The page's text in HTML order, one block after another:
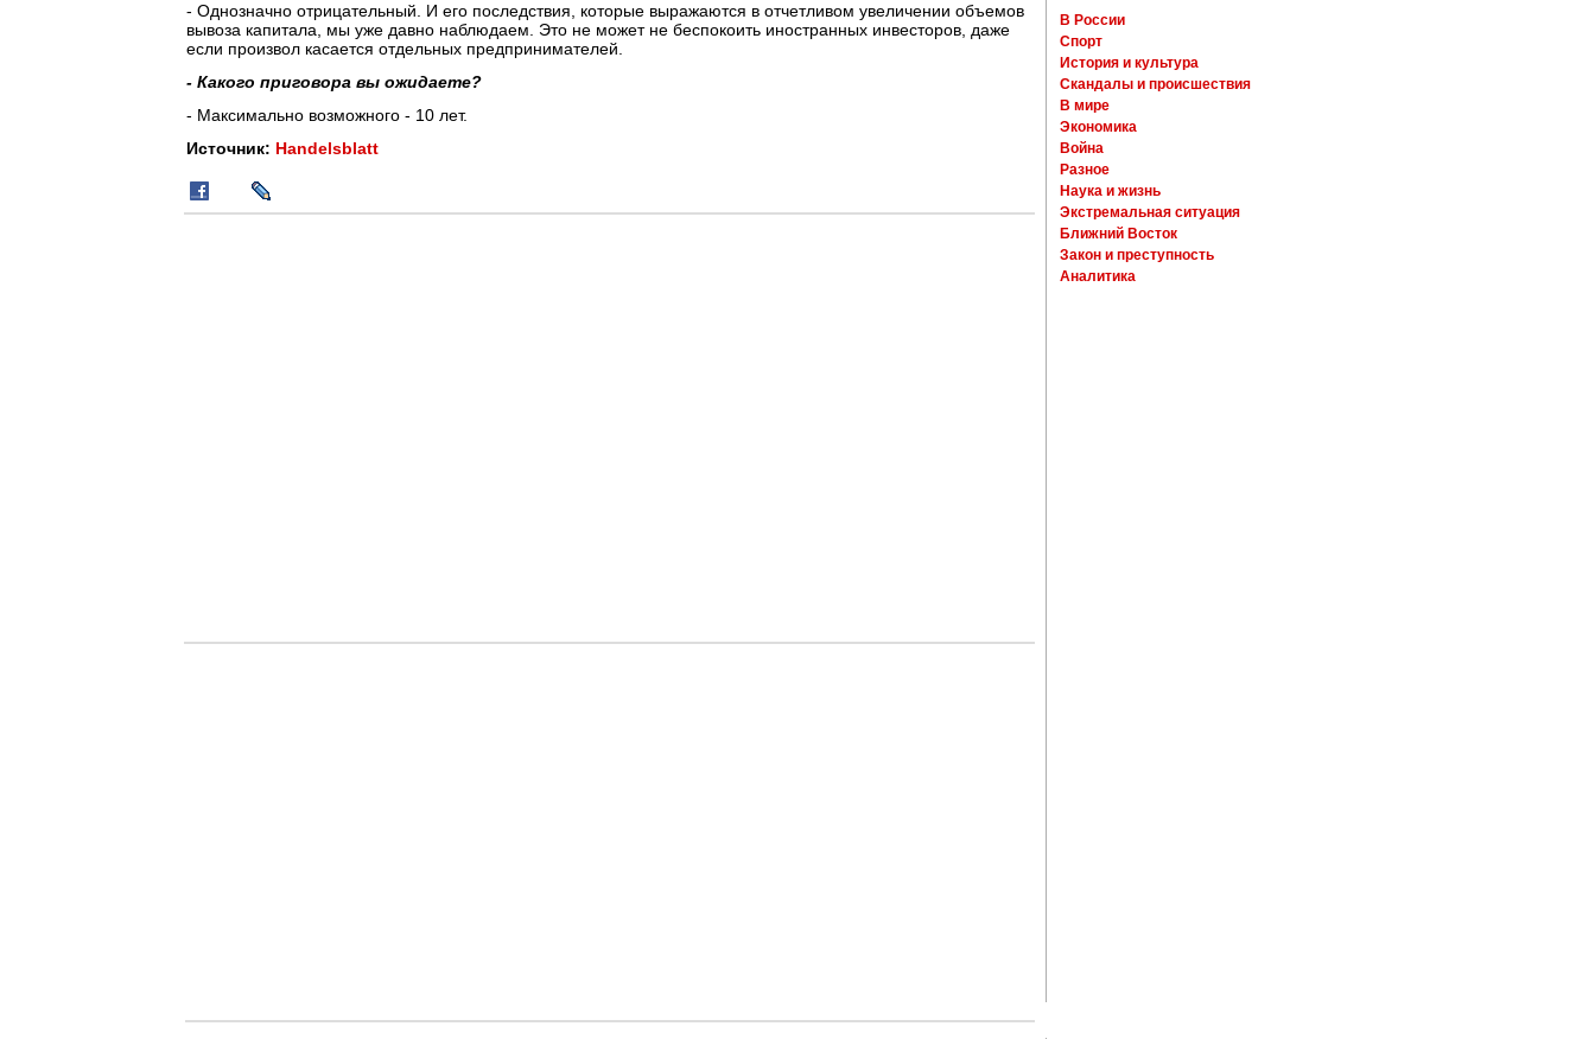
- Однозначно отрицательный. И его последствия, которые выражаются в отчетливом увеличении объемов
вывоза капитала, мы уже давно наблюдаем. Это не может не беспокоить иностранных инвесторов, даже
если произвол касается отдельных предпринимателей.
- Какого приговора вы ожидаете?
- Максимально возможного - 10 лет.
Источник: Handelsblatt
В России
Спорт
История и культура
Скандалы и происшествия
В мире
Экономика
Война
Разное
Наука и жизнь
Экстремальная ситуация
Ближний Восток
Закон и преступность
Аналитика